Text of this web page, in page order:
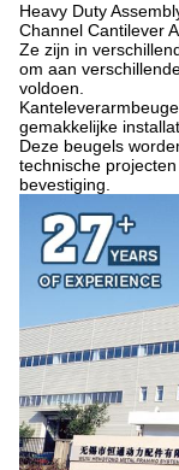
Heavy Duty
Channel Cantilever
Ze zijn in
om aan
voldoen.
gemakkelijke
Deze beugels
technische
bevestiging.